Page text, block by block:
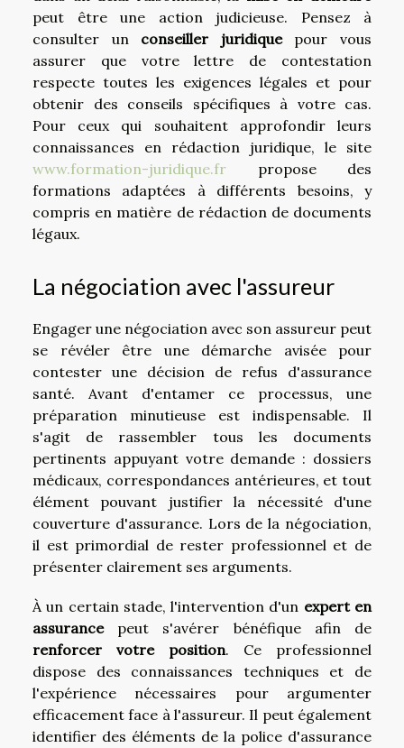
peut être une action judicieuse. Pensez à
consulter un conseiller juridiquepour vous
assurer que votre lettre de contestation
respecte toutes les exigences légales et pour
obtenir des conseils spécifiques à votre cas.
Pour ceux qui souhaitent approfondir leurs
connaissances en rédaction juridique, le site
www.formation-juridique.fr propose des
formations adaptées à différents besoins, y
compris en matière de rédaction de documents
légaux.
La négociation avec l'assureur
Engager une négociation avec son assureur peut
se révéler être une démarche avisée pour
contester une décision de refus d'assurance
santé. Avant d'entamer ce processus, une
préparation minutieuse est indispensable. Il
s'agit de rassembler tous les documents
pertinents appuyant votre demande : dossiers
médicaux, correspondances antérieures, et tout
élément pouvant justifier la nécessité d'une
couverture d'assurance. Lors de la négociation,
il est primordial de rester professionnel et de
présenter clairement ses arguments.
À un certain stade, l'intervention d'un expert en
assurancepeut s'avérer bénéfique afin de
renforcer votre position. Ce professionnel
dispose des connaissances techniques et de
l'expérience nécessaires pour argumenter
efficacement face à l'assureur. Il peut également
identifier des éléments de la police d'assurance